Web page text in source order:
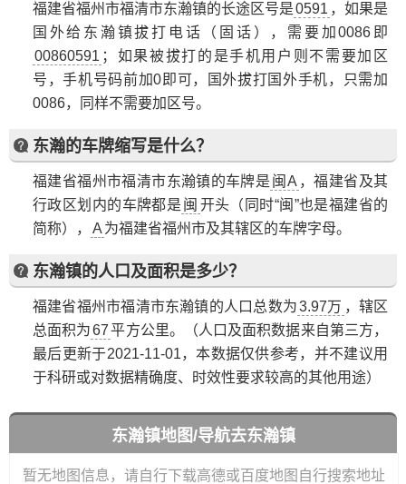
福建省福州市福清市东瀚镇的长途区号是0591 ，如果是
国外给东瀚镇拔打电话（固话），需要加0086即
00860591 ；如果被拔打的是手机用户则不需要加区
号，手机号码前加0即可，国外拔打国外手机，只需加
0086，同样不需要加区号。
东瀚的车牌缩写是什么？
福建省福州市福清市东瀚镇的车牌是 闽A ，福建省及其
行政区划内的车牌都是 闽 开头（同时“闽”也是福建省的
简称），
A 为福建省福州市及其辖区的车牌字母。
东瀚镇的人口及面积是多少？
福建省福州市福清市东瀚镇的人口总数为3.97万 ，辖区
总面积为67平方公里。（人口及面积数据来自第三方，
最后更新于2021-11-01，本数据仅供参考，并不建议用
于科研或对数据精确度、时效性要求较高的其他用途）
东瀚镇地图/导航去东瀚镇
暂无地图信息，请自行下载高德或百度地图自行搜索地址